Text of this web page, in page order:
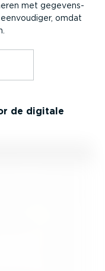
met gegevens­
omdat
de digitale